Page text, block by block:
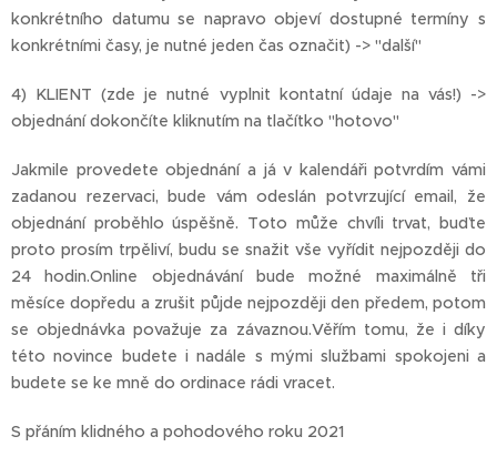
konkrétního datumu se napravo objeví dostupné termíny s
konkrétními časy, je nutné jeden čas označit) -> "další"
4) KLIENT (zde je nutné vyplnit kontatní údaje na vás!) ->
objednání dokončíte kliknutím na tlačítko "hotovo"
Jakmile provedete objednání a já v kalendáři potvrdím vámi
zadanou rezervaci, bude vám odeslán potvrzující email, že
objednání proběhlo úspěšně. Toto může chvíli trvat, buďte
proto prosím trpěliví, budu se snažit vše vyřídit nejpozději do
24 hodin.Online objednávání bude možné maximálně tři
měsíce dopředu a zrušit půjde nejpozději den předem, potom
se objednávka považuje za závaznou.Věřím tomu, že i díky
této novince budete i nadále s mými službami spokojeni a
budete se ke mně do ordinace rádi vracet.
S přáním klidného a pohodového roku 2021